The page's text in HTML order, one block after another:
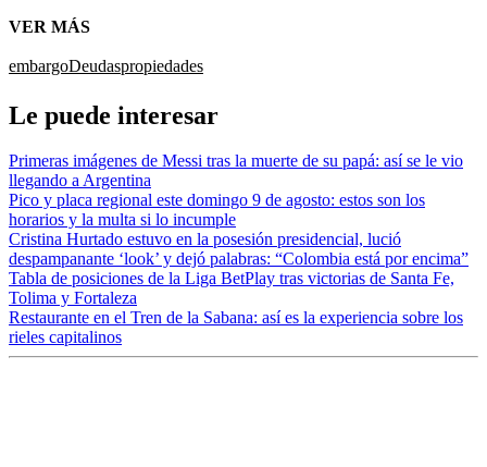
VER MÁS
embargoDeudaspropiedades
Le puede interesar
Primeras imágenes de Messi tras la muerte de su papá: así se le vio
llegando a Argentina
Pico y placa regional este domingo 9 de agosto: estos son los
horarios y la multa si lo incumple
Cristina Hurtado estuvo en la posesión presidencial, lució
despampanante ‘look’ y dejó palabras: “Colombia está por encima”
Tabla de posiciones de la Liga BetPlay tras victorias de Santa Fe,
Tolima y Fortaleza
Restaurante en el Tren de la Sabana: así es la experiencia sobre los
rieles capitalinos